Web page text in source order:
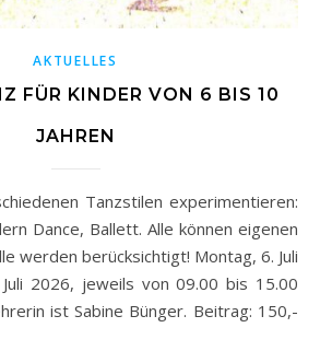
AKTUELLES
FÜR KINDER VON 6 BIS 10
JAHREN
Dance, Ballett. Alle können eigenen
werden berücksichtigt! Montag, 6. Juli
2026, jeweils von 09.00 bis 15.00
ist Sabine Bünger. Beitrag: 150,-